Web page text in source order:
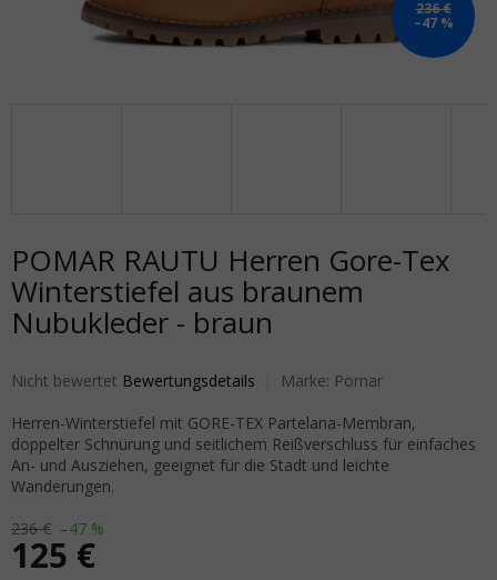
236 €
–47 %
POMAR RAUTU Herren Gore-Tex
Winterstiefel aus braunem
Nubukleder - braun
Die durchschnittliche Produktbewertung ist 0,0 von 5 Sternen.
Nicht bewertet Bewertungsdetails Marke: Pomar
236 € –47 %
125 €
Herren-Winterstiefel mit GORE-TEX Partelana-Membran,
doppelter Schnürung und seitlichem Reißverschluss für einfaches
An- und Ausziehen, geeignet für die Stadt und leichte
Wanderungen.